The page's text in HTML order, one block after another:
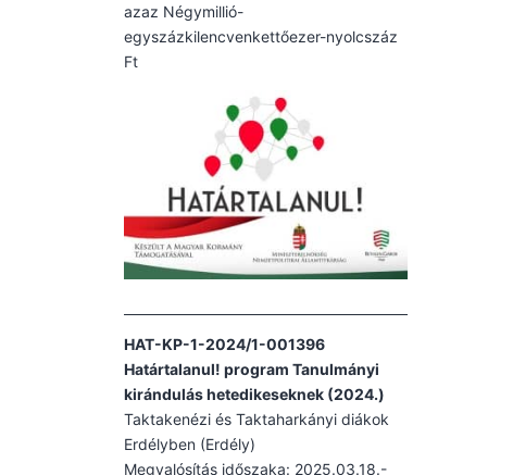
azaz Négymillió-
egyszázkilencvenkettőezer-nyolcszáz
Ft
HAT-KP-1-2024/1-001396
Határtalanul! program Tanulmányi
kirándulás hetedikeseknek (2024.)
Taktakenézi és Taktaharkányi diákok
Erdélyben (Erdély)
Megvalósítás időszaka: 2025.03.18.-